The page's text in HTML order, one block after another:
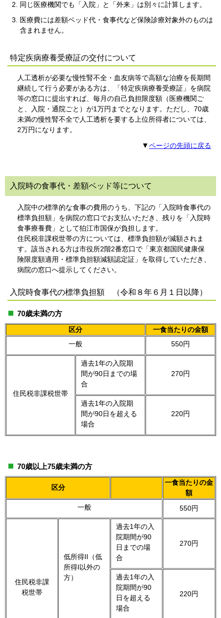
同じ医療機関でも「入院」と「外来」は別々に計算します。
医療費には差額ベッド代・食事代など保険診療対象外のものは
含まれません。
特定疾病療養受療証の交付について
人工透析が必要な慢性腎不全・血友病等で高額な治療を長期間
継続して行う必要がある方は、「特定疾病療養受療証」を病院
等の窓口に提出すれば、毎月の自己負担限度額（医療機関ご
と、入院・通院ごと）が1万円までとなります。ただし、70歳
未満の慢性腎不全で人工透析を要する上位所得者については、
2万円になります。
▼ページの先頭に戻る
入院時の食事代・差額ベッド等について
入院中の標準的な食事の費用のうち、下記の「入院時食事代の
標準負担額」を病院の窓口でお支払いただき、残りを「入院時
食事療養費」として狛江市国保が負担します。
住民税非課税世帯の方については、標準負担額が減額されま
す。該当される方は市役所2階2番窓口で「東京都国民健康保
険限度額適用・標準負担額減額認定証」を取得していただき、
病院の窓口へ提示してください。
入院時食事代の標準負担額 （令和８年６月１日以降）
70歳未満の方
区分
一食当たりの金額
一般
550円
住民税非課税世帯
過去1年の入院期
間が90日までの場
合
270円
過去1年の入院期
間が90日を超える
場合
220円
70歳以上75歳未満の方
区分
一食当たりの金
額
一般
550円
住民税非課
税世帯
低所得II（低
所得I以外の
方）
過去1年の入
院期間が90
日までの場
合
270円
過去1年の入
院期間が90
日を超える
場合
220円